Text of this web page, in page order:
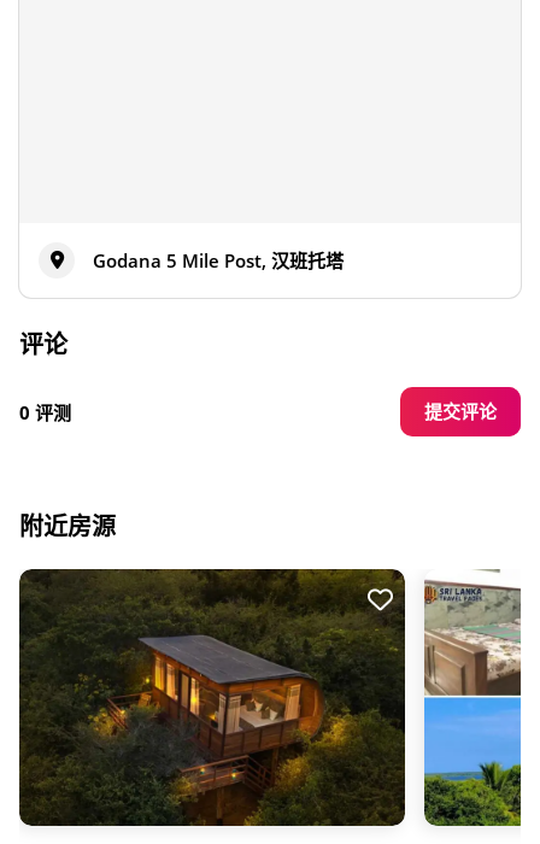
Godana 5 Mile Post, 汉班托塔
评论
0 评测 提交评论
附近房源